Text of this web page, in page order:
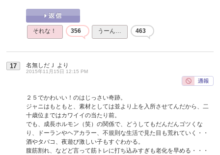
それな！ 356 うーん… 463
17 名無しだＪ より
2015年11月15日 12:15 PM
２５でかわいい！のはじっさい奇跡。
ジャニはもともと、素材としては並より上を入所させてんだから、二
十歳位まではカワイイの当たり前。
でも、成長ホルモン（笑）の関係で、どうしてもだんだんゴツくな
り、ドーランやヘアカラー、不規則な生活で見た目も荒れていく・・
酒やタバコ、夜遊び激しい子もすぐわかる。
腹筋割れ、などど言って筋トレに打ち込みすぎも老化を早める・・・